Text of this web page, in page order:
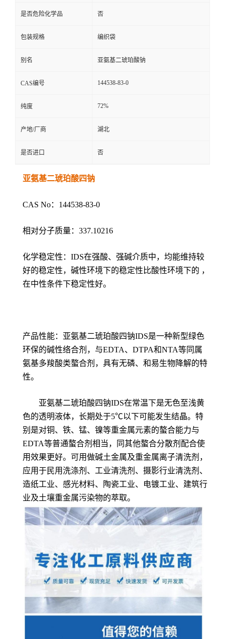
是否危险化学品 否
包装规格 编织袋
别名 亚氨基二琥珀酸钠
CAS编号 144538-83-0
纯度 72%
产地/厂商 湖北
是否进口 否
亚氨基二琥珀酸四钠
CAS No：144538-83-0
相对分子质量：337.10216
化学稳定性：IDS在强酸、强碱介质中，均能维持较
好的稳定性，碱性环境下的稳定性比酸性环境下的 ，
在中性条件下稳定性好。
产品性能：亚氨基二琥珀酸四钠IDS是一种新型绿色
环保的碱性络合剂，与EDTA、DTPA和NTA等同属
氨基多羧酸类螯合剂，具有无磷、和易生物降解的特
性。
亚氨基二琥珀酸四钠IDS在常温下是无色至浅黄
色的透明液体，长期处于5℃以下可能发生结晶。特
别是对铜、铁、锰、镍等重金属元素的螯合能力与
EDTA等普通螯合剂相当，同其他螯合分散剂配合使
用效果更好。可用做碱土金属及重金属离子清洗剂，
应用于民用洗涤剂、工业清洗剂、摄影行业清洗剂、
造纸工业、感光材料、陶瓷工业、电镀工业、建筑行
业及土壤重金属污染物的萃取。